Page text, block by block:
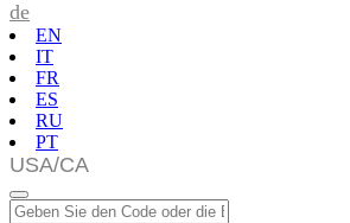
de
EN
IT
FR
ES
RU
PT